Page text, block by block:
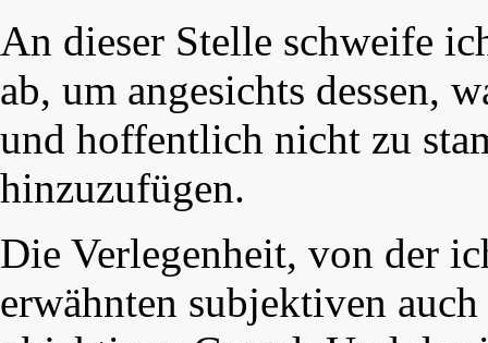
An dieser Stelle schweife
ab, um angesichts dessen,
und hoffentlich nicht zu
hinzuzufügen.
Die Verlegenheit, von der
erwähnten subjektiven